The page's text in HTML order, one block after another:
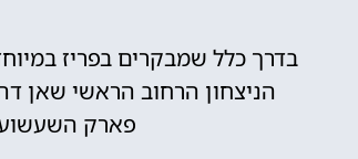
בדרך כלל שמבקרים בפריז
הניצחון הרחוב הראשי שאן
פארק